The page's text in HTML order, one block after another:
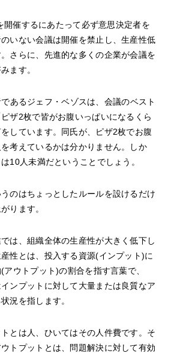
催するにあたって必ず意思決定者を
いない会議は開催を禁止し、生産性低
さらに、先進的な多くの企業が会議を
ます。
あるジェフ・ベゾスは、会議のベスト
ザ2枚で皆がお腹いっぱいになるくら
しています。同氏が、ピザ2枚でお腹
考えているかは分かりません。しか
10人未満だということでしょう。
のはちょっとしたルールを設けるだけ
ります。
は、組織全体の生産性が大きく低下し
性とは、投入する資源(インプット)に
ウトプット)の割合を指す言葉で、
インプットに対して大量または良質なア
況を指します。
とは人、ひいてはその人件費です。そ
トプットとは、問題解決に対して有効